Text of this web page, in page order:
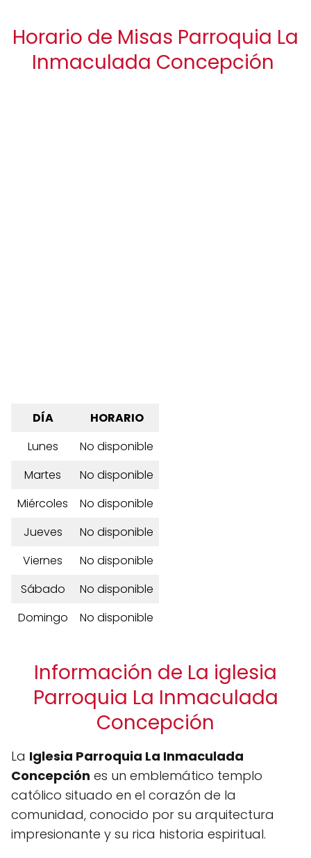
Horario de Misas Parroquia La
Inmaculada Concepción
DÍA
HORARIO
Lunes
No disponible
Martes
No disponible
Miércoles
No disponible
Jueves
No disponible
Viernes
No disponible
Sábado
No disponible
Domingo
No disponible
Información de La iglesia
Parroquia La Inmaculada
Concepción
La Iglesia Parroquia La Inmaculada
Concepción es un emblemático templo
católico situado en el corazón de la
comunidad, conocido por su arquitectura
impresionante y su rica historia espiritual.